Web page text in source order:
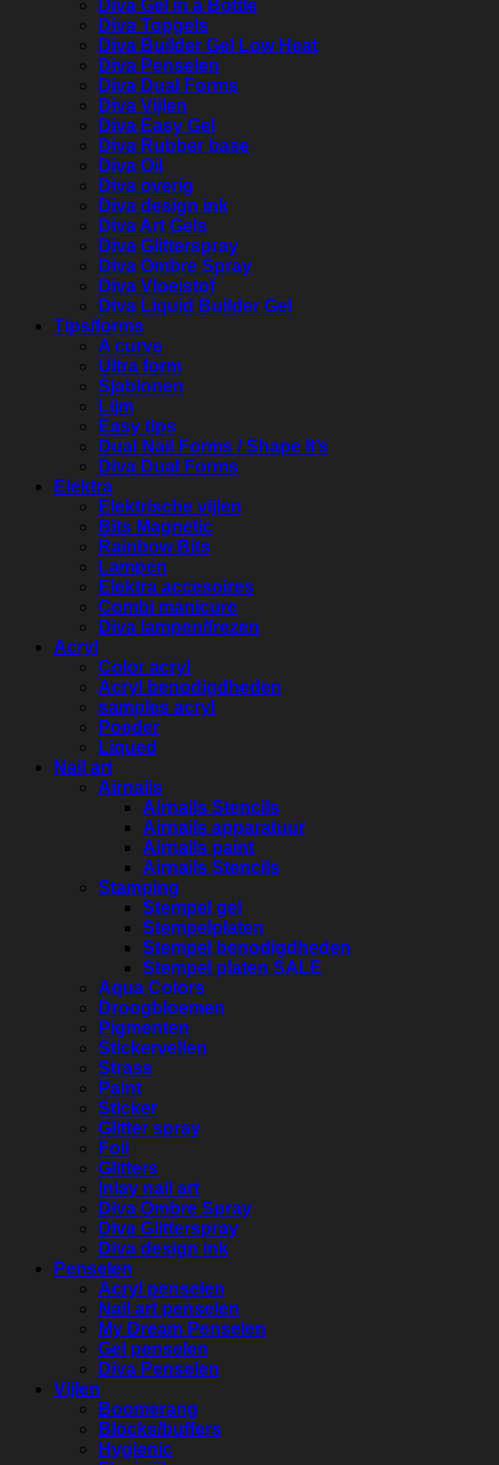
Diva Gel in a Bottle
Diva Topgels
Diva Builder Gel Low Heat
Diva Penselen
Diva Dual Forms
Diva Vijlen
Diva Easy Gel
Diva Rubber base
Diva Oil
Diva overig
Diva design ink
Diva Art Gels
Diva Glitterspray
Diva Ombre Spray
Diva Vloeistof
Diva Liquid Builder Gel
Tips/forms
A curve
Ultra form
Sjablonen
Lijm
Easy tips
Dual Nail Forms / Shape It’s
Diva Dual Forms
Elektra
Elektrische vijlen
Bits Magnetic
Rainbow Bits
Lampen
Elektra accesoires
Combi manicure
Diva lampen/frezen
Acryl
Color acryl
Acryl benodigdheden
samples acryl
Poeder
Liqued
Nail art
Airnails
Airnails Stencils
Airnails apparatuur
Airnails paint
Airnails Stencils
Stamping
Stempel gel
Stempelplaten
Stempel benodigdheden
Stempel platen SALE
Aqua Colors
Droogbloemen
Pigmenten
Stickervellen
Strass
Paint
Sticker
Glitter spray
Foil
Glitters
Inlay nail art
Diva Ombre Spray
Diva Glitterspray
Diva design ink
Penselen
Acryl penselen
Nail art penselen
My Dream Penselen
Gel penselen
Diva Penselen
Vijlen
Boomerang
Blocks/buffers
Hygienic